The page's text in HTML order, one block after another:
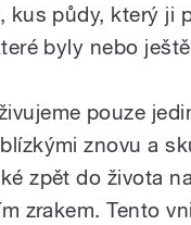
kus půdy, který ji
byly nebo
pouze
znovu a
zpět do života
zrakem. Tento